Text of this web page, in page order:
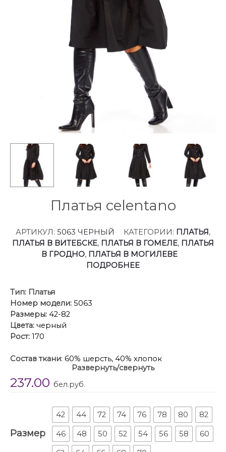
Платья celentano
АРТИКУЛ: 5063 ЧЕРНЫЙ КАТЕГОРИИ: ПЛАТЬЯ,
ПЛАТЬЯ В ВИТЕБСКЕ, ПЛАТЬЯ В ГОМЕЛЕ, ПЛАТЬЯ
В ГРОДНО, ПЛАТЬЯ В МОГИЛЕВЕ
ПОДРОБНЕЕ
Тип: Платья
Номер модели: 5063
Размеры: 42-82
Цвета: черный
Рост: 170
Состав ткани: 60% шерсть, 40% хлопок
: Платье с характером: Ваша новая
визитная карточка стиля!
сочетающую в себе изысканность и смелый дизайн!
Это миди-платье притягивает взгляд своей
нестандартной асимметричной застежкой. Ряд
контрастных светлых пуговиц, словно жемчужная
Развернуть/свернуть
237.00 бел.руб.
Размер
42 44 72 74 76 78 80 82
46 48 50 52 54 56 58 60